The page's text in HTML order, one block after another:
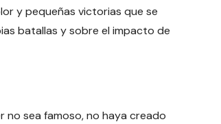
y pequeñas victorias que se
batallas y sobre el impacto de
sea famoso, no haya creado